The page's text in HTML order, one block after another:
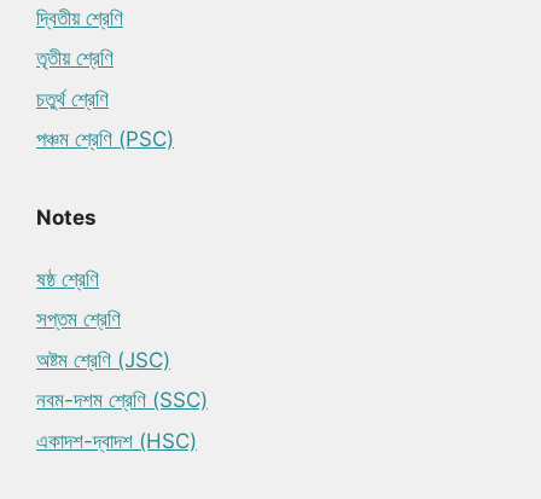
দ্বিতীয় শ্রেণি
তৃতীয় শ্রেণি
চতুর্থ শ্রেণি
পঞ্চম শ্রেণি (PSC)
Notes
ষষ্ঠ শ্রেণি
সপ্তম শ্রেণি
অষ্টম শ্রেণি (JSC)
নবম-দশম শ্রেণি (SSC)
একাদশ-দ্বাদশ (HSC)